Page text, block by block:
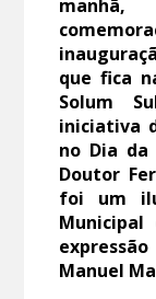
que fica
Solum
iniciativa
no Dia da
Doutor
foi um
Manuel